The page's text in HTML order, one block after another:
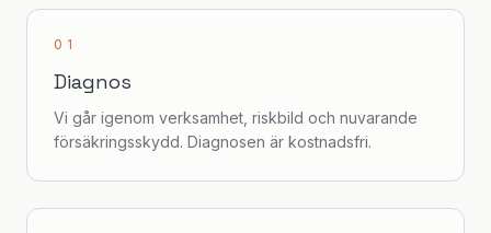
01
Diagnos
Vi går igenom verksamhet, riskbild och nuvarande
försäkringsskydd. Diagnosen är kostnadsfri.